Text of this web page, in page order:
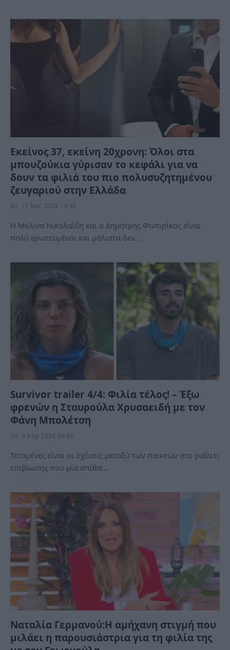
Εκείνος 37, εκείνη 20χρονη: Όλοι στα
μπουζούκια γύρισαν το κεφάλι για να
δουν τα φιλιά του πιο πολυσυζητημένου
ζευγαριού στην Ελλάδα
Κυ, 17 Νοέ 2024 19:36
Η Μελίνα Νικολαΐδη και ο Δημήτρης Φιντιρίκος είναι
πολύ ερωτευμένοι και μάλιστα δεν…
Survivor trailer 4/4: Φιλία τέλος! – Έξω
φρενών η Σταυρούλα Χρυσαειδή με τον
Φάνη Μπολέτση
Πε, 4 Απρ 2024 09:40
Τεταμένες είναι οι σχέσεις μεταξύ των παικτών στο ριάλιτι
επιβίωσης που μία σπίθα…
Ναταλία Γερμανού:Η αμήχανη στιγμή που
μιλάει η παρουσιάστρια για τη φιλία της